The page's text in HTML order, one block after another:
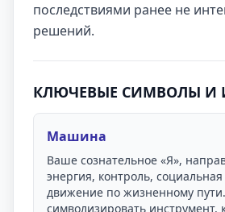
последствиями ранее не
решений.
КЛЮЧЕВЫЕ СИМВОЛЫ И
Машина
Ваше сознательное «Я»,
энергия, контроль, социальная
движение по жизненному
символизировать